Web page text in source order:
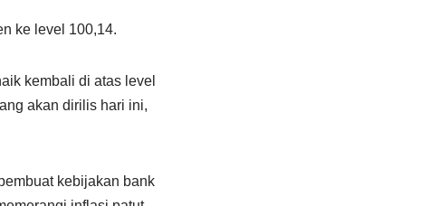
ke level 100,14.
kembali di atas level
akan dirilis hari ini,
kebijakan bank